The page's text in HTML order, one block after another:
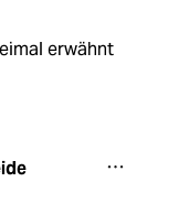
erwähnt